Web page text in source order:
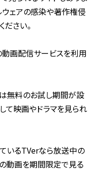
ウェアの感染や著作権侵
さい。
画配信サービスを利用
無料のお試し期間が設
て映画やドラマを見られ
いるTVerなら放送中の
動画を期間限定で見る